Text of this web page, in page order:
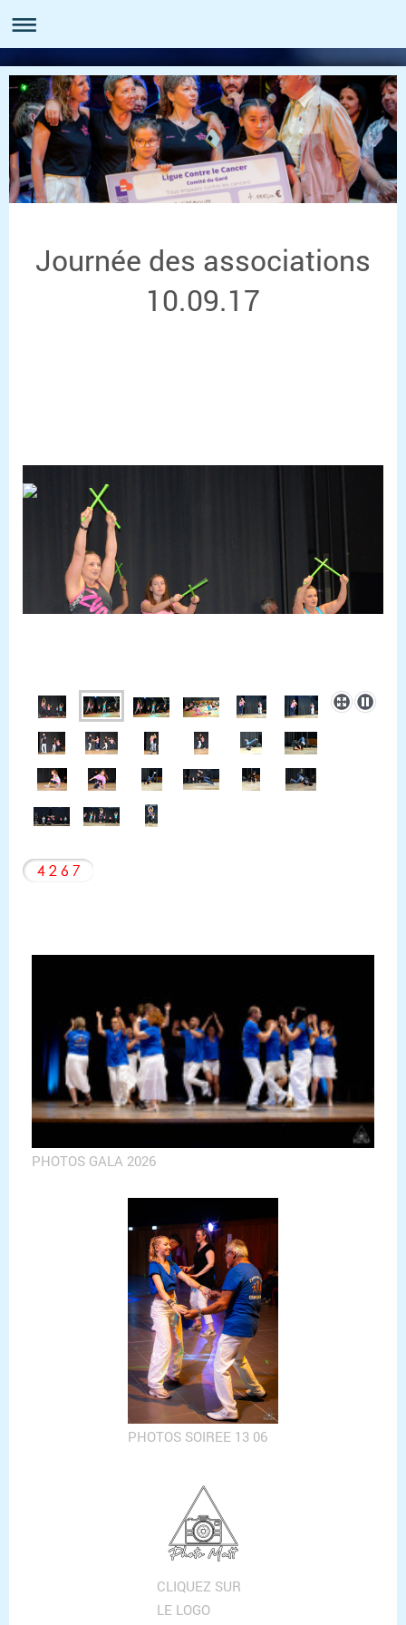
Journée des associations
10.09.17
PHOTOS GALA 2026
PHOTOS SOIREE 13 06
CLIQUEZ SUR
LE LOGO